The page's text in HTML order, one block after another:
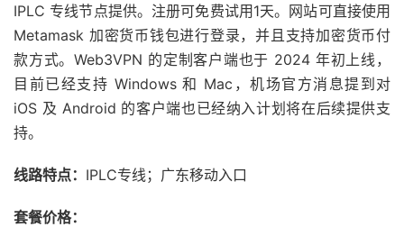
IPLC 专线节点提供。注册可免费试用1天。网站可直接使用
Metamask 加密货币钱包进行登录，并且支持加密货币付
款方式。Web3VPN 的定制客户端也于 2024 年初上线，
目前已经支持 Windows 和 Mac，机场官方消息提到对
iOS 及 Android 的客户端也已经纳入计划将在后续提供支
持。
线路特点： IPLC专线；广东移动入口
套餐价格：